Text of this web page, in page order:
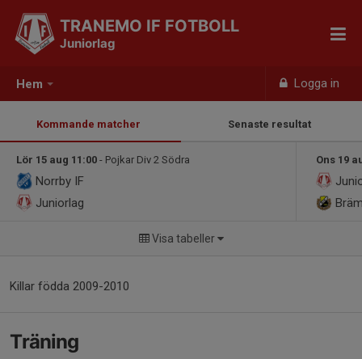
Hem Logga in
TRANEMO IF FOTBOLL
Juniorlag
Kommande matcher Senaste resultat
Lör 15 aug 11:00 - Pojkar Div 2 Södra
Norrby IF
Juniorlag
Ons 19
Visa tabeller
Killar födda 2009-2010
Träning